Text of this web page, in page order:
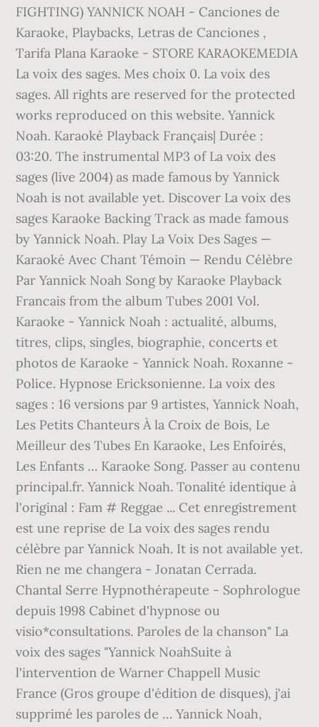
FIGHTING) YANNICK NOAH - Canciones de
Karaoke, Playbacks, Letras de Canciones ,
Tarifa Plana Karaoke - STORE KARAOKEMEDIA
La voix des sages. Mes choix 0. La voix des
sages. All rights are reserved for the protected
works reproduced on this website. Yannick
Noah. Karaoké Playback Français| Durée :
03:20. The instrumental MP3 of La voix des
sages (live 2004) as made famous by Yannick
Noah is not available yet. Discover La voix des
sages Karaoke Backing Track as made famous
by Yannick Noah. Play La Voix Des Sages —
Karaoké Avec Chant Témoin — Rendu Célèbre
Par Yannick Noah Song by Karaoke Playback
Francais from the album Tubes 2001 Vol.
Karaoke - Yannick Noah : actualité, albums,
titres, clips, singles, biographie, concerts et
photos de Karaoke - Yannick Noah. Roxanne -
Police. Hypnose Ericksonienne. La voix des
sages : 16 versions par 9 artistes, Yannick Noah,
Les Petits Chanteurs À la Croix de Bois, Le
Meilleur des Tubes En Karaoke, Les Enfoirés,
Les Enfants … Karaoke Song. Passer au contenu
principal.fr. Yannick Noah. Tonalité identique à
l'original : Fam # Reggae ... Cet enregistrement
est une reprise de La voix des sages rendu
célèbre par Yannick Noah. It is not available yet.
Rien ne me changera - Jonatan Cerrada.
Chantal Serre Hypnothérapeute - Sophrologue
depuis 1998 Cabinet d'hypnose ou
visio*consultations. Paroles de la chanson" La
voix des sages "Yannick NoahSuite à
l'intervention de Warner Chappell Music
France (Gros groupe d'édition de disques), j'ai
supprimé les paroles de … Yannick Noah,